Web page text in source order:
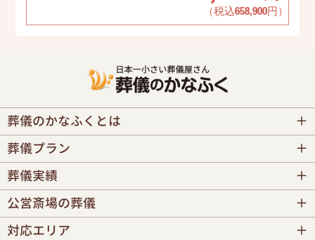
（税込658,900円）
葬儀のかなふくとは
葬儀プラン
葬儀実績
公営斎場の葬儀
対応エリア